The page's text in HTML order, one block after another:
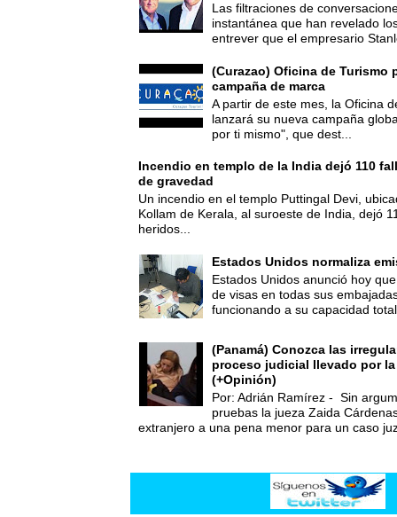
Las filtraciones de
instantánea que han revelado
entrever que el empresario
(Curazao) Oficina de Turismo
campaña de marca
A partir de este mes, la Oficina
lanzará su nueva campaña
por ti mismo", que dest...
Incendio en templo de la India dejó 110
de gravedad
Un incendio en el templo Puttingal Devi,
Kollam de Kerala, al suroeste de India, dejó
heridos...
Estados Unidos normaliza
Estados Unidos anunció hoy
de visas en todas sus
funcionando a su capacidad
(Panamá) Conozca las
proceso judicial llevado por
(+Opinión)
Por: Adrián Ramírez - Sin
pruebas la jueza Zaida
extranjero a una pena menor para un caso